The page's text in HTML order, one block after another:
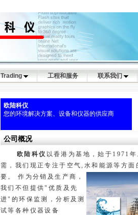
Trading 工程和服务 联系我们
欧陆科仪
您的环境解决方案、设备和仪器的供应商
公司概况
欧陆科仪 以香港为基地，始于1971
需，我们现正专注于空气,水和能源等方面
要。作为分销及生产商，
我们不但提供"优质及先
进"的环保监测，分析及测
试等各种仪器设备